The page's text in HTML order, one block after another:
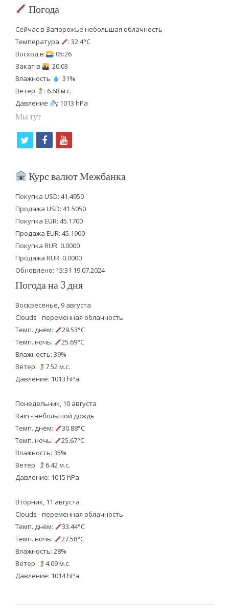
Погода
Сейчас в Запорожье небольшая облачность
Температура
: 32.4°C
Восход в
: 05:26
Закат в
: 20:03
Влажность
: 31%
Ветер
: 6.68 м.с.
Давление
: 1013 hPa
Мы тут
i
t
e
r
f
c
b
o
o
k
y
u
u
b
e
Курс валют Межбанка
Покупка USD: 41.4950
Продажа USD: 41.5050
Покупка EUR: 45.1700
Продажа EUR: 45.1900
Покупка RUR: 0.0000
Продажа RUR: 0.0000
Обновлено: 15:31 19.07.2024
Погода на 3 дня
Воскресенье, 9 августа
Clouds - переменная облачность
Темп. днём:
29.53°C
Темп. ночь:
25.69°C
Влажность: 39%
Ветер:
7.52 м.с.
Давление: 1013 hPa
Понедельник, 10 августа
Rain - небольшой дождь
Темп. днём:
30.88°C
Темп. ночь:
25.67°C
Влажность: 35%
Ветер:
6.42 м.с.
Давление: 1015 hPa
Вторник, 11 августа
Clouds - переменная облачность
Темп. днём:
33.44°C
Темп. ночь:
27.58°C
Влажность: 28%
Ветер:
4.09 м.с.
Давление: 1014 hPa